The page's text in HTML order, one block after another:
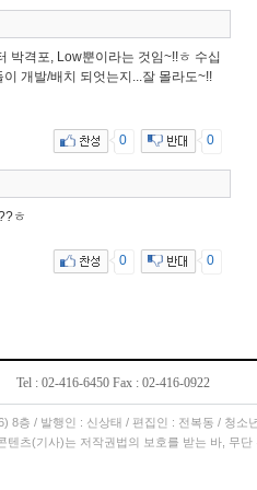
박격포, Low뿐이라는 것임~!!ㅎ 수십
개발/배치 되엇는지...잘 몰라도~!!
0 0
ㅎ
0 0
Tel : 02-416-6450 Fax : 02-416-0922
8층 / 발행인 : 신상태 / 편집인 : 전복동 / 청소
츠(기사)는 저작권법의 보호를 받는 바, 무단